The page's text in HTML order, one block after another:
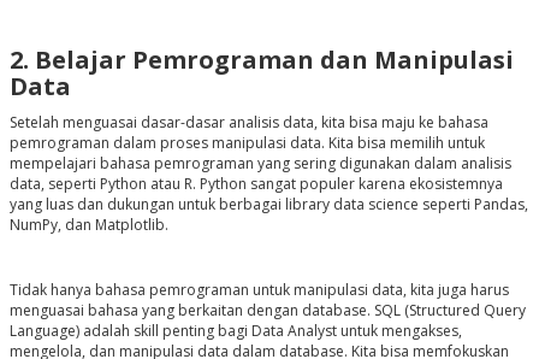
2. Belajar Pemrograman dan Manipulasi
Data
Setelah menguasai dasar-dasar analisis data, kita bisa maju ke bahasa
pemrograman dalam proses manipulasi data. Kita bisa memilih untuk
mempelajari bahasa pemrograman yang sering digunakan dalam analisis
data, seperti Python atau R. Python sangat populer karena ekosistemnya
yang luas dan dukungan untuk berbagai library data science seperti Pandas,
NumPy, dan Matplotlib.
Tidak hanya bahasa pemrograman untuk manipulasi data, kita juga harus
menguasai bahasa yang berkaitan dengan database. SQL (Structured Query
Language) adalah skill penting bagi Data Analyst untuk mengakses,
mengelola, dan manipulasi data dalam database. Kita bisa memfokuskan